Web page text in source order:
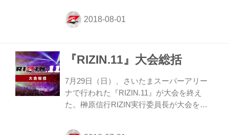
ートボクシングの"超新星”海人とウザ強ヨ
シヤの『RIZIN』デビュー戦、会場内ファ
大注目の中で行われた浅倉カンナとRENA
ー！で再び見ることができる。
「GYAO！」では全10試合が視聴できるア
ーカイブを無料配信中。 「スカパー！」は
ォーマンスなどを完全ノーカットで放...
『RIZIN.11』大会総括
7月29日（日）、さいたまスーパーアリー
ナで行われた『RIZIN.11』が大会を終え
た。榊原信行RIZIN実行委員長が大会を総
容の濃い素晴らしい大会でした。そして、